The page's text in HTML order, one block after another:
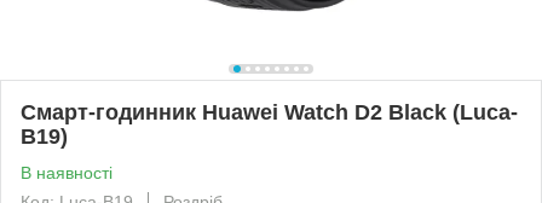
Смарт-годинник Huawei Watch D2 Black (Luca-
B19)
В наявності